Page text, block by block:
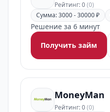
Рейтинг: 0(0)
Сумма: 3000 - 30000 ₽
Решение за 6 минут
Получить займ
MoneyMan
Рейтинг: 0(0)